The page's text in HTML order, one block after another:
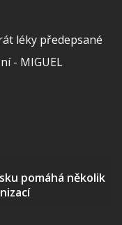
léky předepsané
- MIGUEL
pomáhá několik